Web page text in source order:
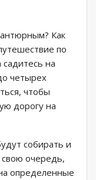
Как
по
на
четырех
чтобы
дорогу на
собирать и
свою очередь,
определенные